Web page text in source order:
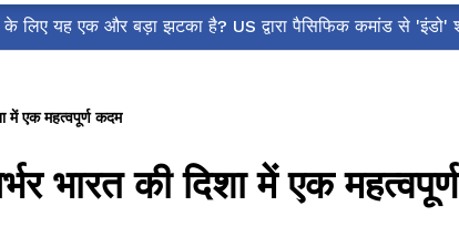
का मज़ेदार 'शर्वरी कहाँ है?' पोस्ट, 'अल्फा' टीज़र पर उठे सवालों का
में एक महत्वपूर्ण कदम
भारत की दिशा में एक